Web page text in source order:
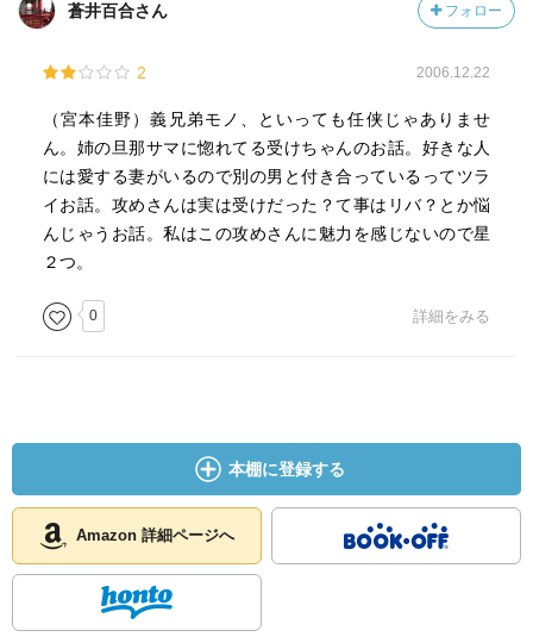
蒼井百合さん フォロー
2 2006.12.22
（宮本佳野）義兄弟モノ、といっても任侠じゃありませ
ん。姉の旦那サマに惚れてる受けちゃんのお話。好きな人
には愛する妻がいるので別の男と付き合っているってツラ
イお話。攻めさんは実は受けだった？て事はリバ？とか悩
んじゃうお話。私はこの攻めさんに魅力を感じないので星
２つ。
0 詳細をみる
本棚に登録する
Amazon 詳細ページへ